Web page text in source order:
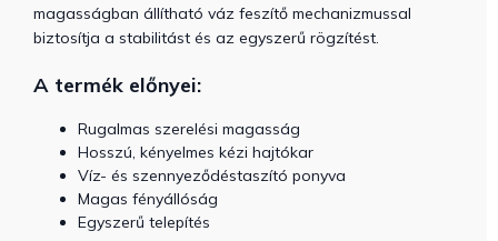
magasságban állítható váz feszítő mechanizmussal
biztosítja a stabilitást és az egyszerű rögzítést.
A termék előnyei:
Rugalmas szerelési magasság
Hosszú, kényelmes kézi hajtókar
Víz- és szennyeződéstaszító ponyva
Magas fényállóság
Egyszerű telepítés